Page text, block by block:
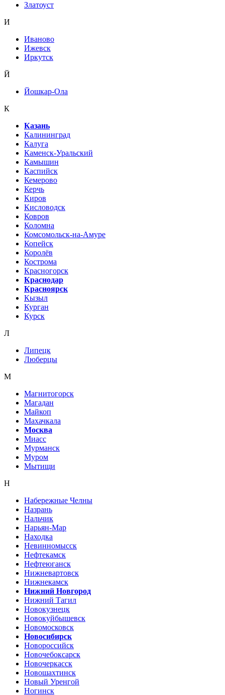
Златоуст
И
Иваново
Ижевск
Иркутск
Й
Йошкар-Ола
К
Казань
Калининград
Калуга
Каменск-Уральский
Камышин
Каспийск
Кемерово
Керчь
Киров
Кисловодск
Ковров
Коломна
Комсомольск-на-Амуре
Копейск
Королёв
Кострома
Красногорск
Краснодар
Красноярск
Кызыл
Курган
Курск
Л
Липецк
Люберцы
М
Магнитогорск
Магадан
Майкоп
Махачкала
Москва
Миасс
Мурманск
Муром
Мытищи
Н
Набережные Челны
Назрань
Нальчик
Нарьян-Мар
Находка
Невинномысск
Нефтекамск
Нефтеюганск
Нижневартовск
Нижнекамск
Нижний Новгород
Нижний Тагил
Новокузнецк
Новокуйбышевск
Новомосковск
Новосибирск
Новороссийск
Новочебоксарск
Новочеркасск
Новошахтинск
Новый Уренгой
Ногинск